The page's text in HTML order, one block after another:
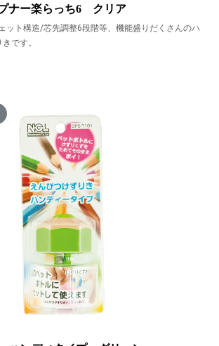
ナー楽らっち6 クリア
ット構造/芯先調整6段階等、機能盛りだくさんのハ
きです。